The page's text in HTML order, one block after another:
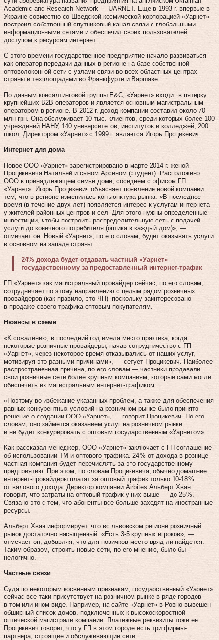
Academic and Research Network — UARNET. Еще в 1993 г. впервые в
Украине совместно со Шведской космической корпорацией «Уарнет»
построил собственный спутниковый канал связи с глобальными
информационными сетями и обеспечил своих пользователей
доступом к ресурсам интернет
С этого времени государственное предприятие начало развиваться
как оператор передачи данных в регионе на базе собственной
оптоволоконной сети с узлами связи во всех областных центрах
страны и техплощадями во Франкфурте и Варшаве.
По данным консалтинговой группы E&C, «Уарнет» входит в пятерку
крупнейших B2B операторов и является основным магистральным
оператором в регионе. В 2012 г. доход компании составил около 70
млн грн. Она обслуживает 10 тыс. клиентов, среди которых более 100
учреждений НАНУ, 140 университетов, институтов и колледжей, 200
школ. Директором «Уарнет» с 1999 г. является Игорь Процикевич.
Интернет для дома
Новое ООО «Уарнет» зарегистрировано в марте 2014 г. женой
Процикевича Натальей и сыном Арсеном (студент). Расположено
ООО в принадлежащем семье доме, соседнем с офисом ГП
«Уарнет». Игорь Процикевич объясняет появление новой компании
тем, что в регионе изменилась конъюнктура рынка. «В последнее
время (в течение двух лет) появляется интерес к услугам интернета
у жителей районных центров и сел. Для этого нужны определенные
инвестиции, чтобы построить распределительную сеть с подачей
услуги до конечного потребителя (оптика в каждый дом)», —
отмечает он. Новый «Уарнет», по его словам, будет оказывать услуги
в основном на западе страны.
24% дохода будет отдавать частный «Уарнет»
государственному за предоставленный интернет-трафик
ГП «Уарнет» как магистральный провайдер сейчас, по его словам,
сотрудничает по этому направлению с целым рядом розничных
провайдеров (как правило, это ЧП), поскольку заинтересовано
в продаже своего трафика оптовым покупателям.
Нюансы в схеме
«К сожалению, в последний год имела место практика, когда
некоторые розничные провайдеры, начав сотрудничество с ГП
«Уарнет», через некоторое время отказывались от наших услуг,
мотивируя это разными причинами», — сетует Процикевич. Наиболее
распространенная причина, по его словам — частники продавали
свои розничные сети более крупным компаниям, которые сами могли
обеспечить их магистральным интернет-трафиком.
«Поэтому во избежание указанных проблем, а также для обеспечения
равных конкурентных условий на розничном рынке было принято
решение о создании ООО «Уарнет», — говорит Процикевич. По его
словам, оно займется оказанием услуг на розничном рынке
и не будет конкурировать с оптовым государственным «Уарнетом».
Как рассказал менеджер, ООО «Уарнет» заключает с ГП соглашение
об использовании ТМ и оптового трафика. 24 % от дохода в рознице
частная компания будет перечислять за это государственному
предприятию. При этом, по словам Процикевича, обычно домашние
интернет-провайдеры платят за оптовый трафик только 10‑18 %
от валового дохода. Директор компании Airbites Альберт Хван
говорит, что затраты на оптовый трафик у них выше — до 25 %.
Связано это с тем, что абоненты все больше заходят на иностранные
ресурсы.
Альберт Хван информирует, что во львовском регионе розничный
рынок достаточно насыщенный. «Есть 3‑5 крупных игроков», —
отмечает он, добавляя, что для новичков место вряд ли найдется.
Таким образом, строить новые сети, по его мнению, было бы
нелогично.
Частные связи
Судя по некоторым косвенным признакам, государственный «Уарнет»
сейчас все‑таки присутствует на розничном рынке в ряде городов
в том или ином виде. Например, на сайте «Уарнет» в Ровно вывешен
обширный список домов, подключенных к высокоскоростной
оптической магистрали компании. Платежные реквизиты тоже ее.
Процикевич говорит, что у ГП в этом городе есть три фирмы-
партнера, строящие и обслуживающие сети.